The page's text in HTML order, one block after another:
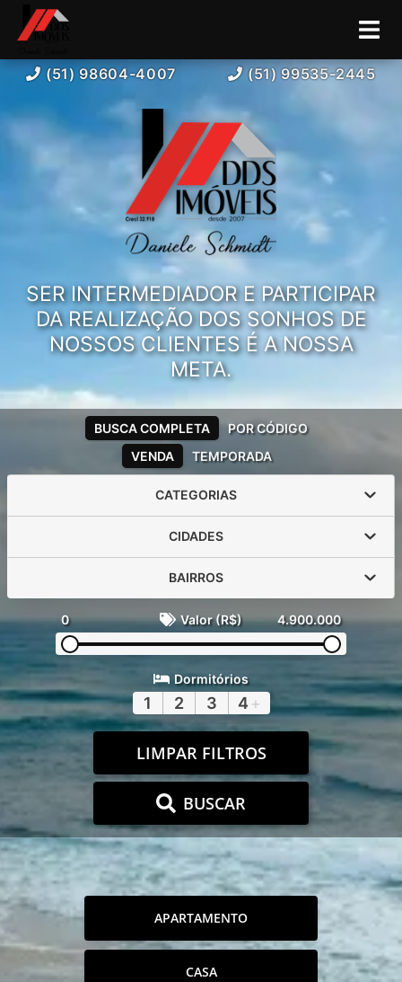
(51) 98604-4007 (51) 99535-2445
SER INTERMEDIADOR E PARTICIPAR
DA REALIZAÇÃO DOS SONHOS DE
NOSSOS CLIENTES É A NOSSA
META.
VENDA TEMPORADA
BUSCA COMPLETA POR CÓDIGO
CATEGORIAS
CIDADES
BAIRROS
0 Valor (R$) 4.900.000
Dormitórios
1 2 3 4 +
LIMPAR FILTROS
BUSCAR
APARTAMENTO
CASA